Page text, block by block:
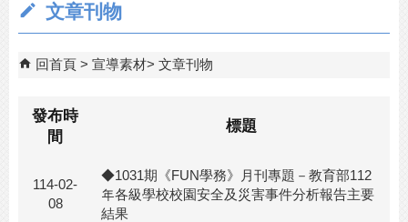
文章刊物
回首頁 宣導素材 文章刊物
發布時
間
標題
114-02-
08
◆1031期《FUN學務》月刊專題－教育部112
年各級學校校園安全及災害事件分析報告主要
結果